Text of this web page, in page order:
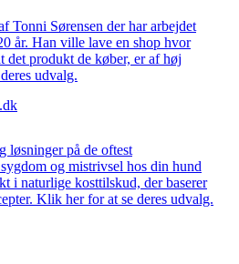
Tonni Sørensen der har arbejdet
år. Han ville lave en shop hvor
det produkt de køber, er af høj
udvalg.
løsninger på de oftest
og mistrivsel hos din hund
i naturlige kosttilskud, der baserer
Klik her for at se deres udvalg.